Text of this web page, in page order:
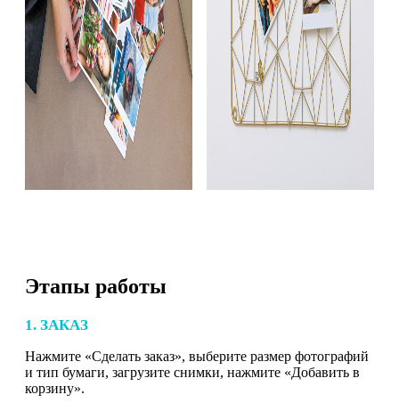
Этапы работы
1. ЗАКАЗ
Нажмите «Сделать заказ», выберите размер фотографий
и тип бумаги, загрузите снимки, нажмите «Добавить в
корзину».